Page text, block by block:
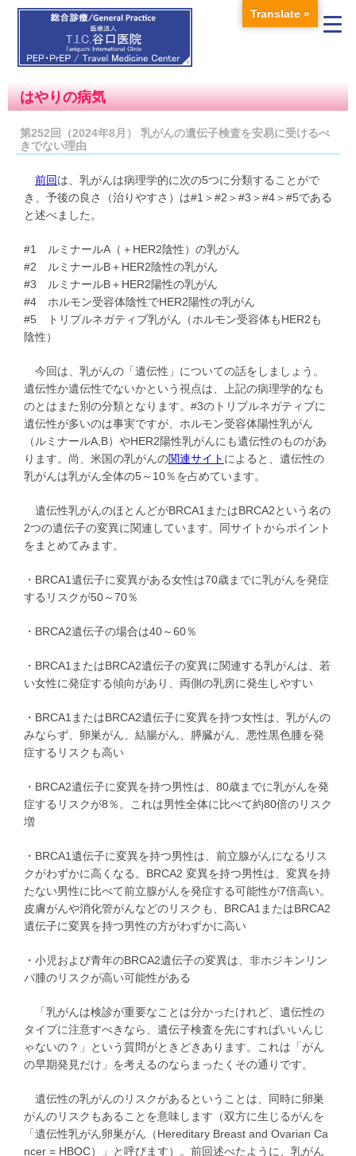
はやりの病気
第252回（2024年8月） 乳がんの遺伝子検査を安易に受けるべ
きでない理由
前回は、乳がんは病理学的に次の5つに分類することがで
き、予後の良さ（治りやすさ）は#1＞#2＞#3＞#4＞#5である
と述べました。
#1 ルミナールA（＋HER2陰性）の乳がん
#2 ルミナールB＋HER2陰性の乳がん
#3 ルミナールB＋HER2陽性の乳がん
#4 ホルモン受容体陰性でHER2陽性の乳がん
#5 トリプルネガティブ乳がん（ホルモン受容体もHER2も
陰性）
今回は、乳がんの「遺伝性」についての話をしましょう。
遺伝性か遺伝性でないかという視点は、上記の病理学的なも
のとはまた別の分類となります。#3のトリプルネガティブに
遺伝性が多いのは事実ですが、ホルモン受容体陽性乳がん
（ルミナールA,B）やHER2陽性乳がんにも遺伝性のものがあ
ります。尚、米国の乳がんの関連サイト によると、遺伝性の
乳がんは乳がん全体の5～10％を占めています。
遺伝性乳がんのほとんどがBRCA1またはBRCA2という名の
2つの遺伝子の変異に関連しています。同サイトからポイント
をまとめてみます。
・BRCA1遺伝子に変異がある女性は70歳までに乳がんを発症
するリスクが50～70％
・BRCA2遺伝子の場合は40～60％
・BRCA1またはBRCA2遺伝子の変異に関連する乳がんは、若
い女性に発症する傾向があり、両側の乳房に発生しやすい
・BRCA1またはBRCA2遺伝子に変異を持つ女性は、乳がんの
みならず、卵巣がん、結腸がん、膵臓がん、悪性黒色腫を発
症するリスクも高い
・BRCA2遺伝子に変異を持つ男性は、80歳までに乳がんを発
症するリスクが8％。これは男性全体に比べて約80倍のリスク
増
・BRCA1遺伝子に変異を持つ男性は、前立腺がんになるリス
クがわずかに高くなる。BRCA2 変異を持つ男性は、変異を持
たない男性に比べて前立腺がんを発症する可能性が7倍高い。
皮膚がんや消化管がんなどのリスクも、BRCA1またはBRCA2
遺伝子に変異を持つ男性の方がわずかに高い
・小児および青年のBRCA2遺伝子の変異は、非ホジキンリン
パ腫のリスクが高い可能性がある
「乳がんは検診が重要なことは分かったけれど、遺伝性の
タイプに注意すべきなら、遺伝子検査を先にすればいいんじ
ゃないの？」という質問がときどきあります。これは「がん
の早期発見だけ」を考えるのならまったくその通りです。
遺伝性の乳がんのリスクがあるということは、同時に卵巣
がんのリスクもあることを意味します（双方に生じるがんを
「遺伝性乳がん卵巣がん（Hereditary Breast and Ovarian Ca
ncer = HBOC）」と呼びます）。前回述べたように、乳がん
Translate »